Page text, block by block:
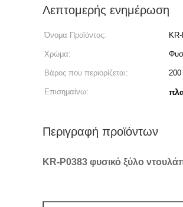
Λεπτομερής ενημέρωση
Όνομα Προϊόντος:
Χρώμα:
Βάρος που περιορίζεται:
Επισημαίνω:
Περιγραφή προϊόντων
KR-P0383 φυσικό ξύλο